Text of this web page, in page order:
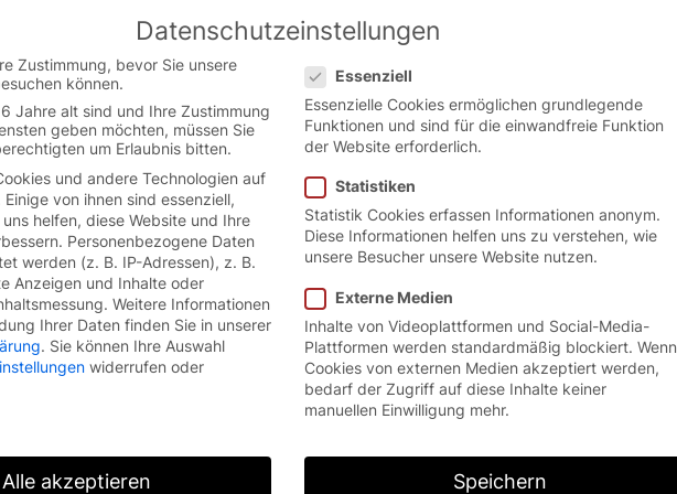
Austrian German website.
English
Datenschutzeinstellungen
Zustimmung, bevor Sie unsere
können.
Jahre alt sind und Ihre Zustimmung
geben möchten, müssen Sie
um Erlaubnis bitten.
und andere Technologien auf
von ihnen sind essenziell,
helfen, diese Website und Ihre
Personenbezogene Daten
werden (z. B. IP-Adressen), z. B.
Anzeigen und Inhalte oder
Weitere Informationen
Ihrer Daten finden Sie in unserer
. Sie können Ihre Auswahl
widerrufen oder
Essenziell
Essenzielle Cookies ermöglichen grundlegende
Funktionen und sind für die einwandfreie Funktion
der Website erforderlich.
Statistiken
Statistik Cookies erfassen Informationen anonym.
Diese Informationen helfen uns zu verstehen, wie
unsere Besucher unsere Website nutzen.
Externe Medien
Inhalte von Videoplattformen und Social-Media-
Plattformen werden standardmäßig blockiert. Wenn
Cookies von externen Medien akzeptiert werden,
bedarf der Zugriff auf diese Inhalte keiner
manuellen Einwilligung mehr.
Alle akzeptieren Speichern